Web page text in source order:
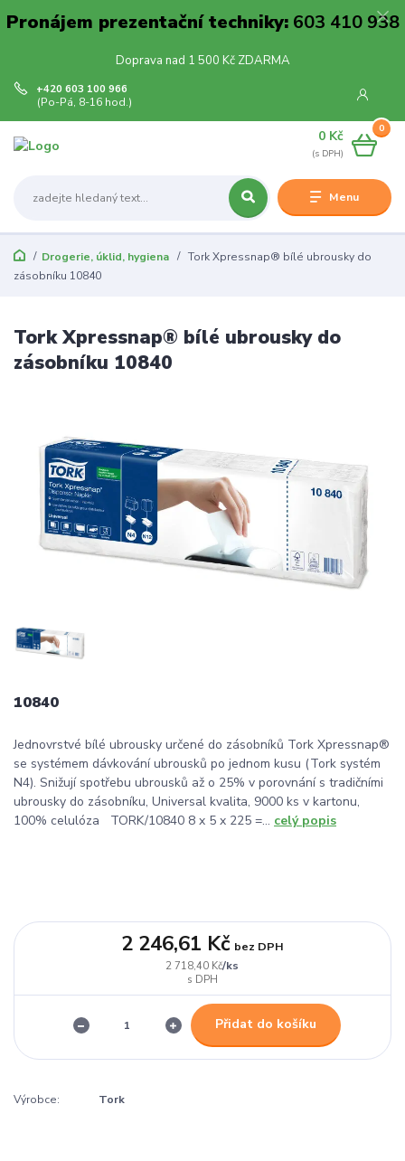
Pronájem prezentační techniky:603 410 938
Doprava nad 1 500 Kč ZDARMA
Menu
+420 603 100 966
(Po-Pá, 8-16 hod.)
0
0 Kč
Drogerie, úklid, hygiena
Tork Xpressnap® bílé ubrousky do
zásobníku 10840
Tork Xpressnap® bílé ubrousky do
zásobníku 10840
10840
Jednovrstvé bílé ubrousky určené do zásobníků Tork Xpressnap®
se systémem dávkování ubrousků po jednom kusu (Tork systém
N4). Snižují spotřebu ubrousků až o 25% v porovnání s tradičními
ubrousky do zásobníku, Universal kvalita, 9000 ks v kartonu,
100% celulóza TORK/10840 8 x 5 x 225 =... celý popis
2 718,40 Kč/ks
2 246,61 Kč bez DPH
Přidat do košíku
Výrobce: Tork